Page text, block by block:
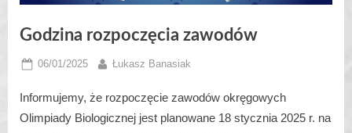
Godzina rozpoczęcia zawodów
Posted
06/01/2025 By
Łukasz Banasiak
Informujemy, że rozpoczęcie zawodów okręgowych
Olimpiady Biologicznej jest planowane 18 stycznia 2025 r. na